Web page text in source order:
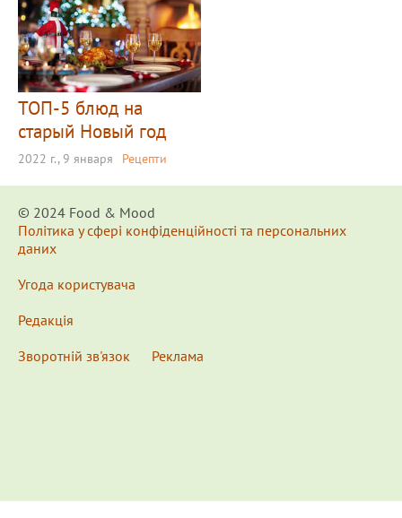
ТОП-5 блюд на
старый Новый год
2022 г., 9 января Рецепти
© 2024 Food & Мood
Політика у сфері конфіденційності та персональних
даних
Угода користувача
Редакція
Зворотній зв'язок
Реклама